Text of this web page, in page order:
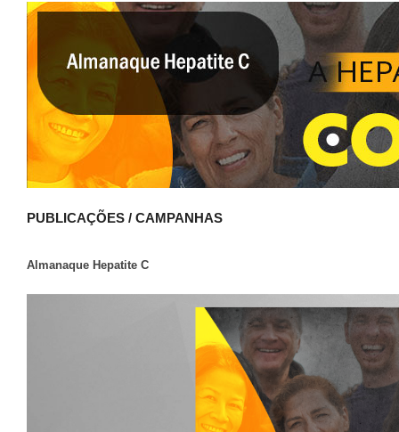
PUBLICAÇÕES / CAMPANHAS
Almanaque Hepatite C